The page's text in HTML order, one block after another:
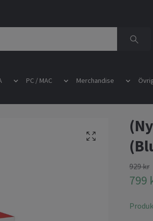
PC / MAC Merchandise
929 kr
799